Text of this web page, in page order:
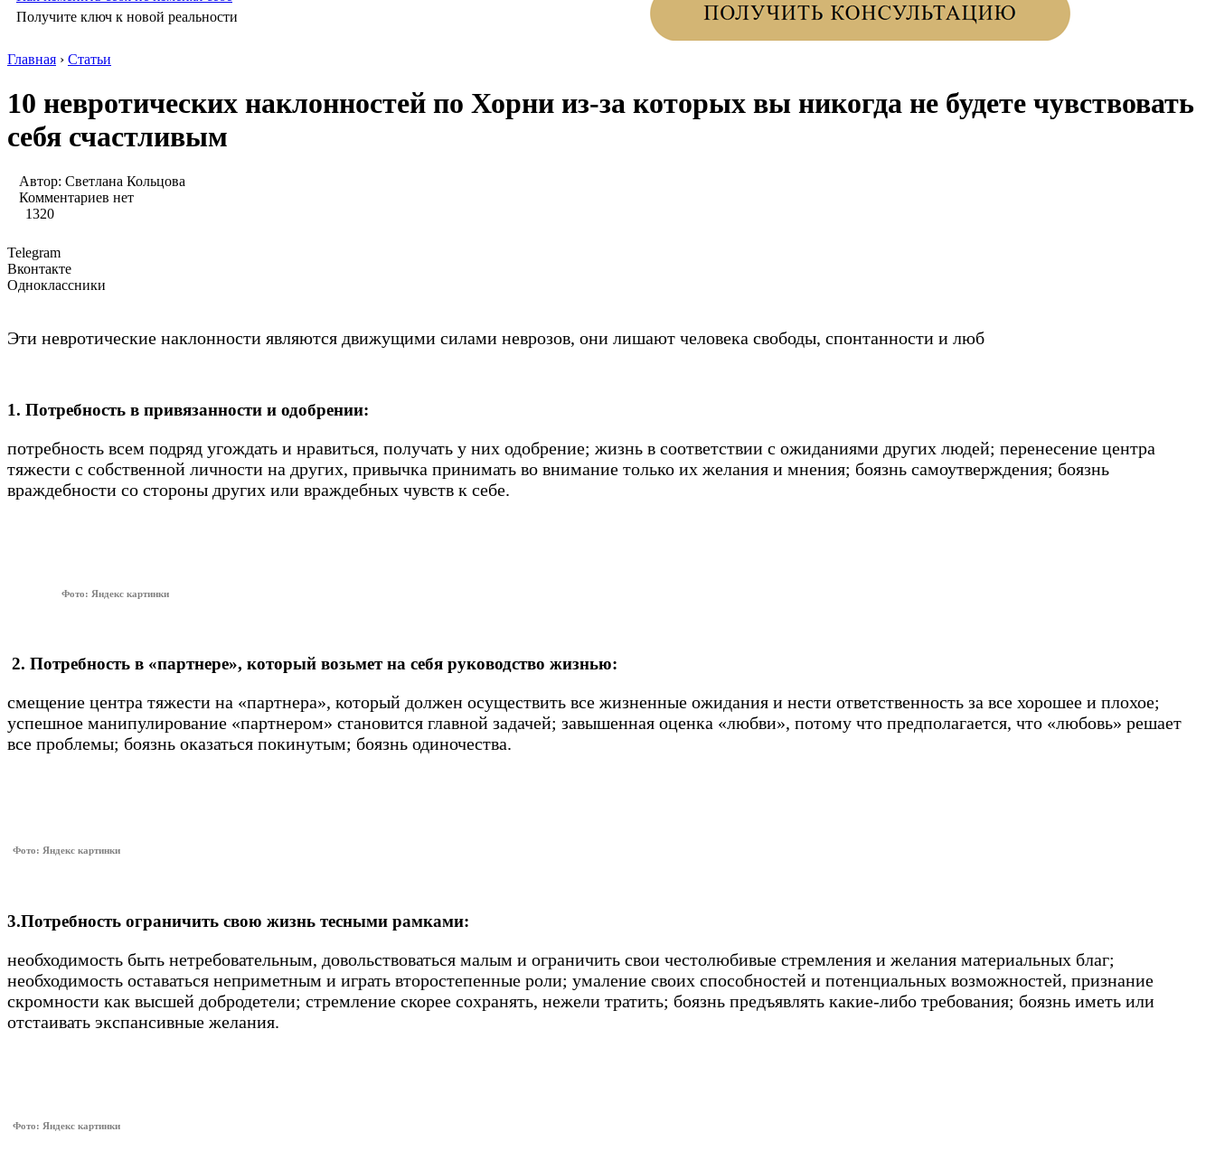
Получите ключ к новой реальности
Главная › Статьи
10 невротических наклонностей по Хорни из-за которых вы никогда не будете чувствовать
себя счастливым
Автор: Светлана Кольцова
Комментариев нет
1320
Telegram
Вконтакте
Одноклассники
Эти невротические наклонности являются движущими силами неврозов, они лишают человека свободы, спонтанности и люб
1. Потребность в привязанности и одобрении:
потребность всем подряд угождать и нравиться, получать у них одобрение; жизнь в соответствии с ожиданиями других людей; перенесение центра
тяжести с собственной личности на других, привычка принимать во внимание только их желания и мнения; боязнь самоутверждения; боязнь
враждебности со стороны других или враждебных чувств к себе.
Фото: Яндекс картинки
2. Потребность в «партнере», который возьмет на себя руководство жизнью:
смещение центра тяжести на «партнера», который должен осуществить все жизненные ожидания и нести ответственность за все хорошее и плохое;
успешное манипулирование «партнером» становится главной задачей; завышенная оценка «любви», потому что предполагается, что «любовь» решает
все проблемы; боязнь оказаться покинутым; боязнь одиночества.
Фото: Яндекс картинки
3.Потребность ограничить свою жизнь тесными рамками:
необходимость быть нетребовательным, довольствоваться малым и ограничить свои честолюбивые стремления и желания материальных благ;
необходимость оставаться неприметным и играть второстепенные роли; умаление своих способностей и потенциальных возможностей, признание
скромности как высшей добродетели; стремление скорее сохранять, нежели тратить; боязнь предъявлять какие-либо требования; боязнь иметь или
отстаивать экспансивные желания.
Фото: Яндекс картинки